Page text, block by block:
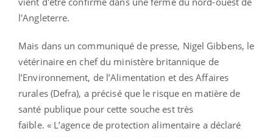
l'Angleterre.
Mais dans un communiqué de presse, Nigel Gibbens, le
vétérinaire en chef du ministère britannique de
l’Environnement, de l’Alimentation et des Affaires
rurales (Defra), a précisé que le risque en matière de
santé publique pour cette souche est très
faible. « L’agence de protection alimentaire a déclaré